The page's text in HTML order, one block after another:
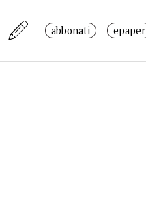
abbonati epaper